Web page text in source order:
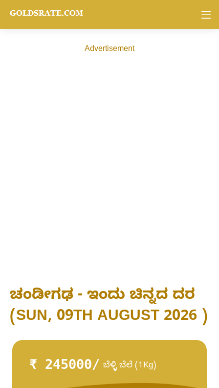
Advertisement
ಚಂಡೀಗಢ - ಇಂದು ಚಿನ್ನದ ದರ
(SUN, 09TH AUGUST 2026 )
₹ 245000/ ಬೆಳ್ಳಿ ಬೆಲೆ (1Kg)